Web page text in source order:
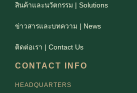
สินค้าและนวัตกรรม | Solutions
ข่าวสารและบทความ | News
ติดต่อเรา | Contact Us
CONTACT INFO
HEADQUARTERS